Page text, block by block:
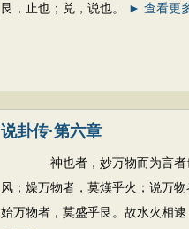
艮，止也；兑，说也。
► 查看更
说卦传·第六章
神也者，妙万物而为言者也
风；燥万物者，莫熯乎火；说万
始万物者，莫盛乎艮。故水火相